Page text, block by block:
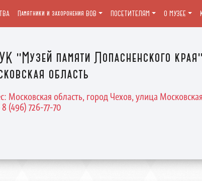
"Музей памяти Лопасненского
область
Московская область, город Чехов, улица
(496) 726-77-70
Памятники и захоронения ВОВ ПОСЕТИТЕЛЯМ О МУЗЕЕ